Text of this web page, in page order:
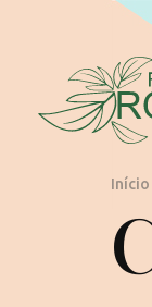
Início